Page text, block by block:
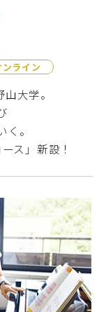
ライン
大学。
。
ス」新設！